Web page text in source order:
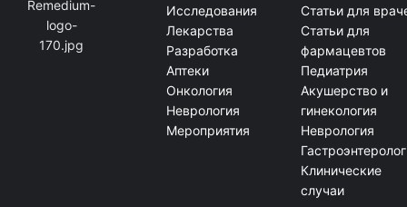
Исследования
Лекарства
Разработка
Аптеки
Онкология
Неврология
Мероприятия
Статьи для
Статьи для
фармацевтов
Педиатрия
Акушерство и
гинекология
Неврология
Клинические
случаи